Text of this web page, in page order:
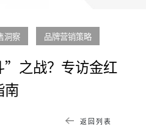
返回列表
之战？专访金红
南
洞察 品牌营销策略